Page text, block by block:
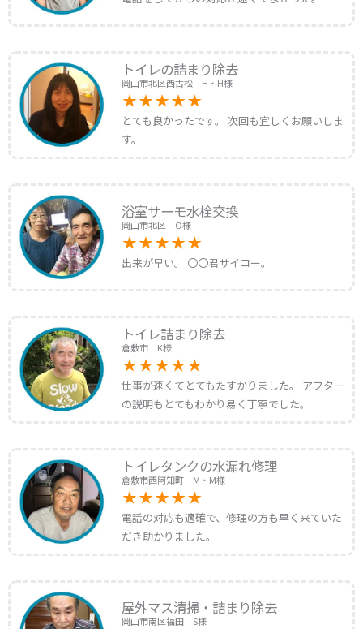
トイレの詰まり除去
岡山市北区西古松 H・H様
とても良かったです。 次回も宜しくお願いしま
す。
浴室サーモ水栓交換
岡山市北区 O様
出来が早い。 〇〇君サイコー。
トイレ詰まり除去
倉敷市 K様
仕事が速くてとてもたすかりました。 アフター
の説明もとてもわかり易く丁寧でした。
トイレタンクの水漏れ修理
倉敷市西阿知町 M・M様
電話の対応も適確で、修理の方も早く来ていた
だき助かりました。
屋外マス清掃・詰まり除去
岡山市南区福田 S様